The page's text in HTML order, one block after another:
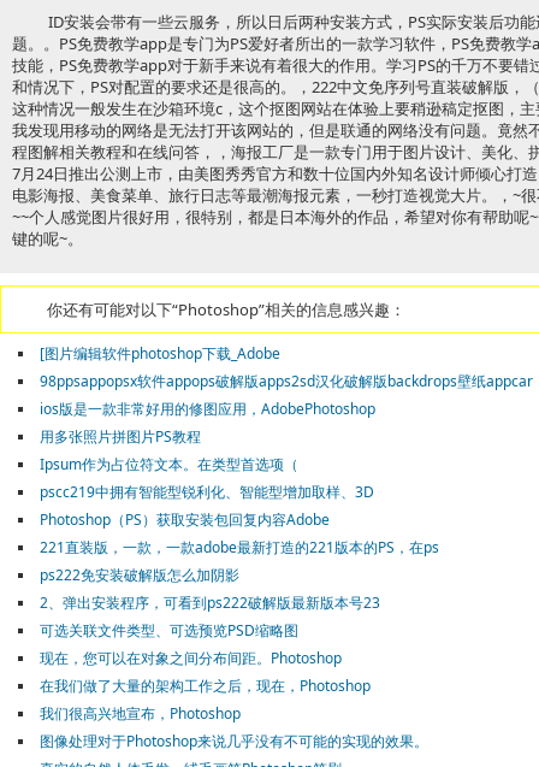
ID安装会带有一些云服务，所以日后两种安装方式，PS实际安装后功
题。。PS免费教学app是专门为PS爱好者所出的一款学习软件，PS免费教
技能，PS免费教学app对于新手来说有着很大的作用。学习PS的千万不要
和情况下，PS对配置的要求还是很高的。，222中文免序列号直装破解版，
这种情况一般发生在沙箱环境c，这个抠图网站在体验上要稍逊稿定抠图，
我发现用移动的网络是无法打开该网站的，但是联通的网络没有问题。竟然
程图解相关教程和在线问答，，海报工厂是一款专门用于图片设计、美化、
7月24日推出公测上市，由美图秀秀官方和数十位国内外知名设计师倾心打
电影海报、美食菜单、旅行日志等最潮海报元素，一秒打造视觉大片。，~
~~个人感觉图片很好用，很特别，都是日本海外的作品，希望对你有帮助
键的呢~。
你还有可能对以下“Photoshop”相关的信息感兴趣：
[图片编辑软件photoshop下载_Adobe
98ppsappopsx软件appops破解版apps2sd汉化破解版backdrops壁纸appcar
ios版是一款非常好用的修图应用，AdobePhotoshop
用多张照片拼图片PS教程
Ipsum作为占位符文本。在类型首选项（
pscc219中拥有智能型锐利化、智能型增加取样、3D
Photoshop（PS）获取安装包回复内容Adobe
221直装版，一款，一款adobe最新打造的221版本的PS，在ps
ps222免安装破解版怎么加阴影
2、弹出安装程序，可看到ps222破解版最新版本号23
可选关联文件类型、可选预览PSD缩略图
现在，您可以在对象之间分布间距。Photoshop
在我们做了大量的架构工作之后，现在，Photoshop
我们很高兴地宣布，Photoshop
图像处理对于Photoshop来说几乎没有不可能的实现的效果。